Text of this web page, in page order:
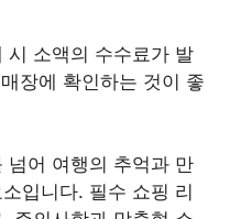
장에 확인하는 것이 좋
입니다. 필수 쇼핑 리
주의사항과 맞춤형 쇼